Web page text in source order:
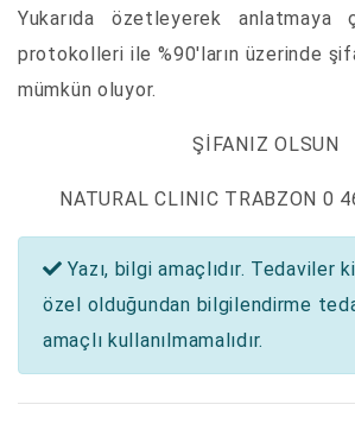
Yukarıda özetleyerek anlatmaya
protokolleri ile %90'ların üzerinde
mümkün oluyor.
ŞİFANIZ OLSUN
NATURAL CLINIC TRABZON 0
Yazı, bilgi amaçlıdır. Tedaviler
özel olduğundan bilgilendirme
amaçlı kullanılmamalıdır.